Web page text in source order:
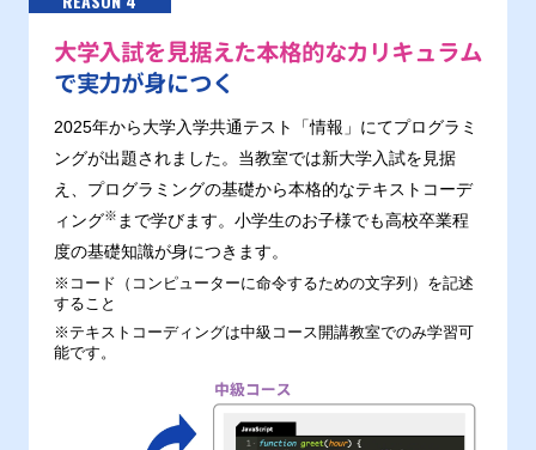
大学入試を見据えた本格的なカリキュラム
で実力が身につく
2025年から大学入学共通テスト「情報」にてプログラミ
ングが出題されました。当教室では新大学入試を見据
え、プログラミングの基礎から本格的なテキストコーデ
ィング※ まで学びます。小学生のお子様でも高校卒業程
度の基礎知識が身につきます。
※コード（コンピューターに命令するための文字列）を記述
すること
※テキストコーディングは中級コース開講教室でのみ学習可
能です。